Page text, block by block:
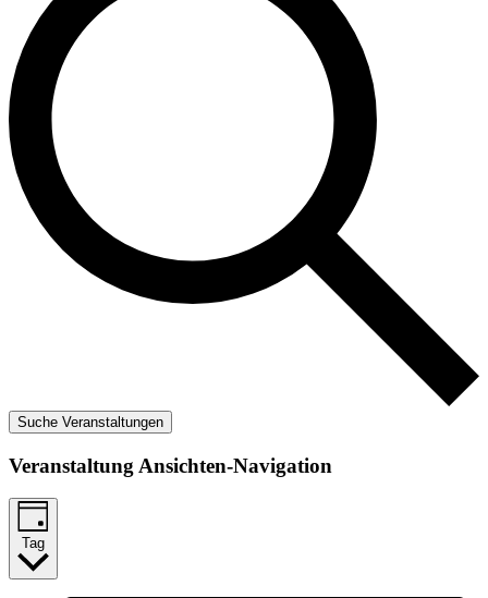
Suche Veranstaltungen
Veranstaltung Ansichten-Navigation
Tag